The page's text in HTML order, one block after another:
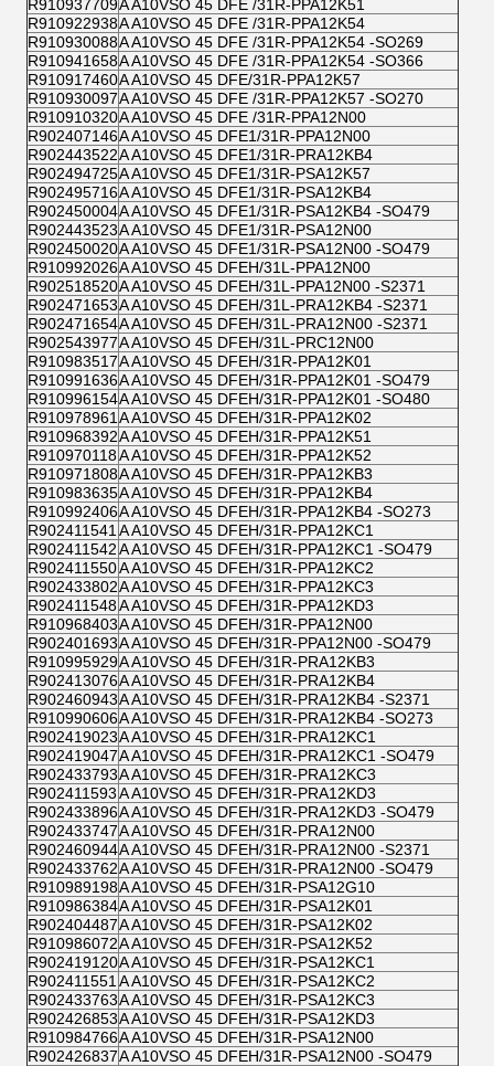
R910937709A A10VSO 45 DFE /31R-PPA12K51
R910922938A A10VSO 45 DFE /31R-PPA12K54
R910930088A A10VSO 45 DFE /31R-PPA12K54 -SO269
R910941658A A10VSO 45 DFE /31R-PPA12K54 -SO366
R910917460A A10VSO 45 DFE/31R-PPA12K57
R910930097A A10VSO 45 DFE /31R-PPA12K57 -SO270
R910910320A A10VSO 45 DFE /31R-PPA12N00
R902407146A A10VSO 45 DFE1/31R-PPA12N00
R902443522A A10VSO 45 DFE1/31R-PRA12KB4
R902494725A A10VSO 45 DFE1/31R-PSA12K57
R902495716A A10VSO 45 DFE1/31R-PSA12KB4
R902450004A A10VSO 45 DFE1/31R-PSA12KB4 -SO479
R902443523A A10VSO 45 DFE1/31R-PSA12N00
R902450020A A10VSO 45 DFE1/31R-PSA12N00 -SO479
R910992026A A10VSO 45 DFEH/31L-PPA12N00
R902518520A A10VSO 45 DFEH/31L-PPA12N00 -S2371
R902471653A A10VSO 45 DFEH/31L-PRA12KB4 -S2371
R902471654A A10VSO 45 DFEH/31L-PRA12N00 -S2371
R902543977A A10VSO 45 DFEH/31L-PRC12N00
R910983517A A10VSO 45 DFEH/31R-PPA12K01
R910991636A A10VSO 45 DFEH/31R-PPA12K01 -SO479
R910996154A A10VSO 45 DFEH/31R-PPA12K01 -SO480
R910978961 A A10VSO 45 DFEH/31R-PPA12K02
R910968392A A10VSO 45 DFEH/31R-PPA12K51
R910970118A A10VSO 45 DFEH/31R-PPA12K52
R910971808A A10VSO 45 DFEH/31R-PPA12KB3
R910983635A A10VSO 45 DFEH/31R-PPA12KB4
R910992406A A10VSO 45 DFEH/31R-PPA12KB4 -SO273
R902411541 A A10VSO 45 DFEH/31R-PPA12KC1
R902411542A A10VSO 45 DFEH/31R-PPA12KC1 -SO479
R902411550A A10VSO 45 DFEH/31R-PPA12KC2
R902433802A A10VSO 45 DFEH/31R-PPA12KC3
R902411548A A10VSO 45 DFEH/31R-PPA12KD3
R910968403A A10VSO 45 DFEH/31R-PPA12N00
R902401693A A10VSO 45 DFEH/31R-PPA12N00 -SO479
R910995929A A10VSO 45 DFEH/31R-PRA12KB3
R902413076A A10VSO 45 DFEH/31R-PRA12KB4
R902460943A A10VSO 45 DFEH/31R-PRA12KB4 -S2371
R910990606A A10VSO 45 DFEH/31R-PRA12KB4 -SO273
R902419023A A10VSO 45 DFEH/31R-PRA12KC1
R902419047A A10VSO 45 DFEH/31R-PRA12KC1 -SO479
R902433793A A10VSO 45 DFEH/31R-PRA12KC3
R902411593A A10VSO 45 DFEH/31R-PRA12KD3
R902433896A A10VSO 45 DFEH/31R-PRA12KD3 -SO479
R902433747A A10VSO 45 DFEH/31R-PRA12N00
R902460944A A10VSO 45 DFEH/31R-PRA12N00 -S2371
R902433762A A10VSO 45 DFEH/31R-PRA12N00 -SO479
R910989198A A10VSO 45 DFEH/31R-PSA12G10
R910986384A A10VSO 45 DFEH/31R-PSA12K01
R902404487A A10VSO 45 DFEH/31R-PSA12K02
R910986072A A10VSO 45 DFEH/31R-PSA12K52
R902419120A A10VSO 45 DFEH/31R-PSA12KC1
R902411551 A A10VSO 45 DFEH/31R-PSA12KC2
R902433763A A10VSO 45 DFEH/31R-PSA12KC3
R902426853A A10VSO 45 DFEH/31R-PSA12KD3
R910984766A A10VSO 45 DFEH/31R-PSA12N00
R902426837A A10VSO 45 DFEH/31R-PSA12N00 -SO479